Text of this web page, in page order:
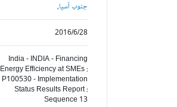
جنوب آسيا,
2016/6/28
India - INDIA - Financing
Energy Efficiency at SMEs :
P100530 - Implementation
Status Results Report :
Sequence 13